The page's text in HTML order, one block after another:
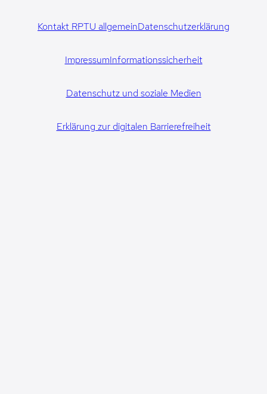
Kontakt RPTU allgemeinDatenschutzerklärung
ImpressumInformationssicherheit
Datenschutz und soziale Medien
Erklärung zur digitalen Barrierefreiheit